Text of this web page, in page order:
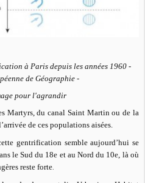
à Paris depuis les années 1960 -
de Géographie -
pour l'agrandir
Martyrs, du canal Saint Martin ou de la
de ces populations aisées.
gentrification semble aujourd’hui se
le Sud du 18e et au Nord du 10e, là où
reste forte